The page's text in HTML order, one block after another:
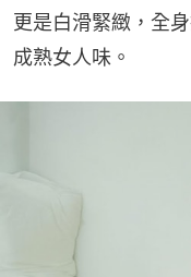
更是白滑緊緻，全
成熟女人味。